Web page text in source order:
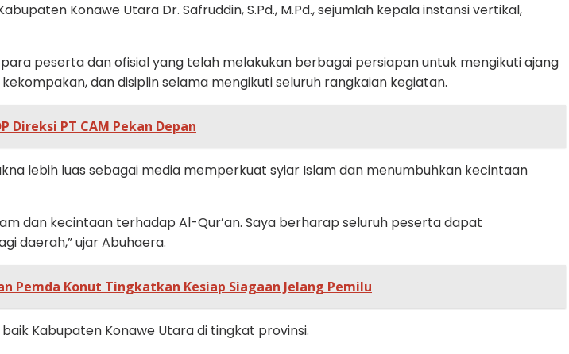
Konawe Utara Dr. Safruddin, S.Pd., M.Pd., sejumlah kepala instansi vertikal,
peserta dan ofisial yang telah melakukan berbagai persiapan untuk mengikuti ajang
dan disiplin selama mengikuti seluruh rangkaian kegiatan.
Direksi PT CAM Pekan Depan
lebih luas sebagai media memperkuat syiar Islam dan menumbuhkan kecintaan
dan kecintaan terhadap Al-Qur’an. Saya berharap seluruh peserta dapat
daerah,” ujar Abuhaera.
Pemda Konut Tingkatkan Kesiap Siagaan Jelang Pemilu
Kabupaten Konawe Utara di tingkat provinsi.